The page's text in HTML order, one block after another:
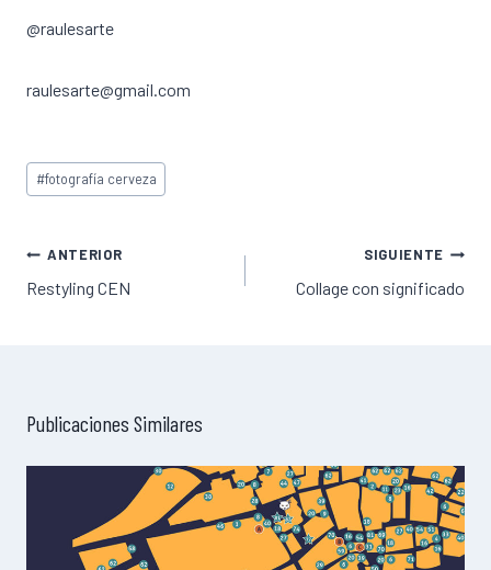
@raulesarte
raulesarte@gmail.com
Etiquetas
de
entrada:
#fotografía cerveza
Navegación
de
ANTERIOR
Restyling CEN
SIGUIENTE
Collage con significado
Publicaciones Similares